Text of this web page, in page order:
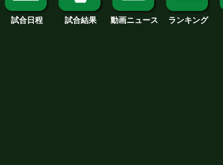
試合日程 試合結果 動画ニュース ランキング